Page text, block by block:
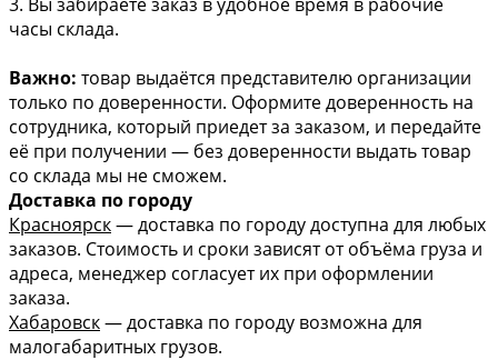
часы склада.
Важно: товар выдаётся представителю организации
только по доверенности. Оформите доверенность на
сотрудника, который приедет за заказом, и передайте
её при получении — без доверенности выдать товар
со склада мы не сможем.
Доставка по городу
Красноярск— доставка по городу доступна для любых
заказов. Стоимость и сроки зависят от объёма груза и
адреса, менеджер согласует их при оформлении
заказа.
Хабаровск— доставка по городу возможна для
малогабаритных грузов.